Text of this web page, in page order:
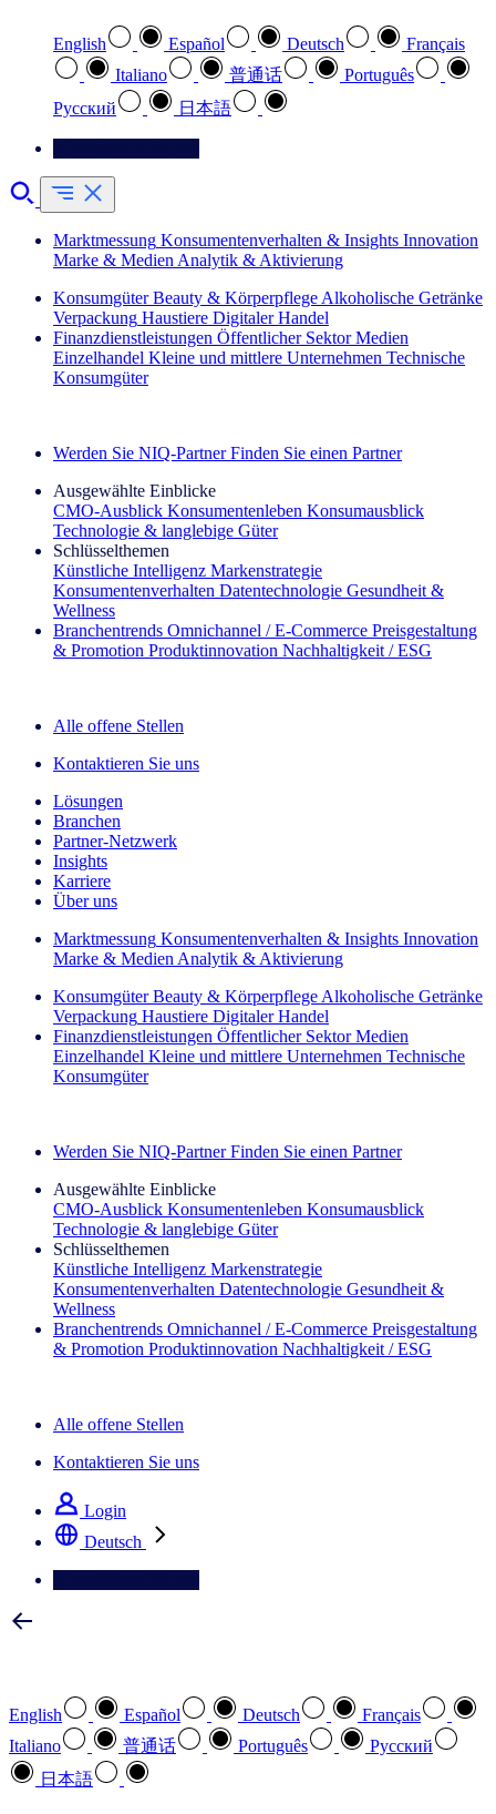
English Español Deutsch
Français
Italiano
普通话
Português
Pусский
日本語
Marktmessung Konsumentenverhalten & Insights Innovation
Marke & Medien Analytik & Aktivierung
Konsumgüter Beauty & Körperpflege Alkoholische Getränke
Verpackung Haustiere Digitaler Handel
Finanzdienstleistungen Öffentlicher Sektor Medien
Einzelhandel Kleine und mittlere Unternehmen Technische
Konsumgüter
Werden Sie NIQ-Partner Finden Sie einen Partner
Ausgewählte Einblicke
CMO‑Ausblick Konsumentenleben Konsumausblick
Technologie & langlebige Güter
Schlüsselthemen
Künstliche Intelligenz Markenstrategie
Konsumentenverhalten Datentechnologie Gesundheit &
Wellness
Branchentrends Omnichannel / E‑Commerce Preisgestaltung
& Promotion Produktinnovation Nachhaltigkeit / ESG
Alle offene Stellen
Kontaktieren Sie uns
Lösungen
Branchen
Partner-Netzwerk
Insights
Karriere
Über uns
Marktmessung Konsumentenverhalten & Insights Innovation
Marke & Medien Analytik & Aktivierung
Konsumgüter Beauty & Körperpflege Alkoholische Getränke
Verpackung Haustiere Digitaler Handel
Finanzdienstleistungen Öffentlicher Sektor Medien
Einzelhandel Kleine und mittlere Unternehmen Technische
Konsumgüter
Werden Sie NIQ-Partner Finden Sie einen Partner
Ausgewählte Einblicke
CMO‑Ausblick Konsumentenleben Konsumausblick
Technologie & langlebige Güter
Schlüsselthemen
Künstliche Intelligenz Markenstrategie
Konsumentenverhalten Datentechnologie Gesundheit &
Wellness
Branchentrends Omnichannel / E‑Commerce Preisgestaltung
& Promotion Produktinnovation Nachhaltigkeit / ESG
Alle offene Stellen
Kontaktieren Sie uns
Login
Deutsch
English Español Deutsch
Français
Italiano
普通话 Português
Pусский
日本語